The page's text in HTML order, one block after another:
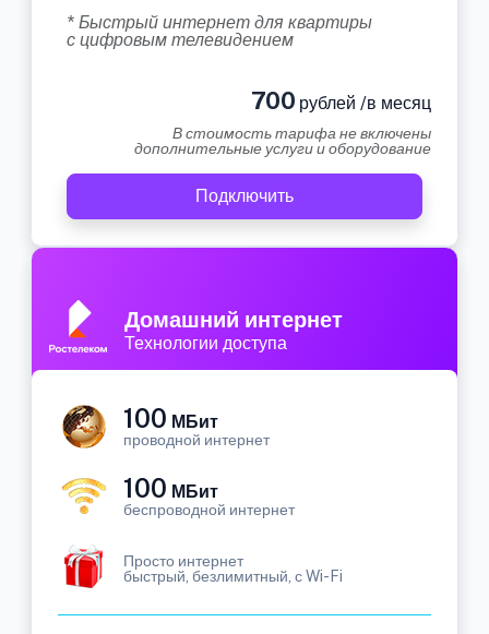
* Быстрый интернет для квартиры
с цифровым телевидением
700 рублей /в месяц
В стоимость тарифа не включены
дополнительные услуги и оборудование
Подключить
Домашний интернет
Технологии доступа
100 МБит
проводной интернет
100 МБит
беспроводной интернет
Просто интернет
быстрый, безлимитный, с Wi-Fi